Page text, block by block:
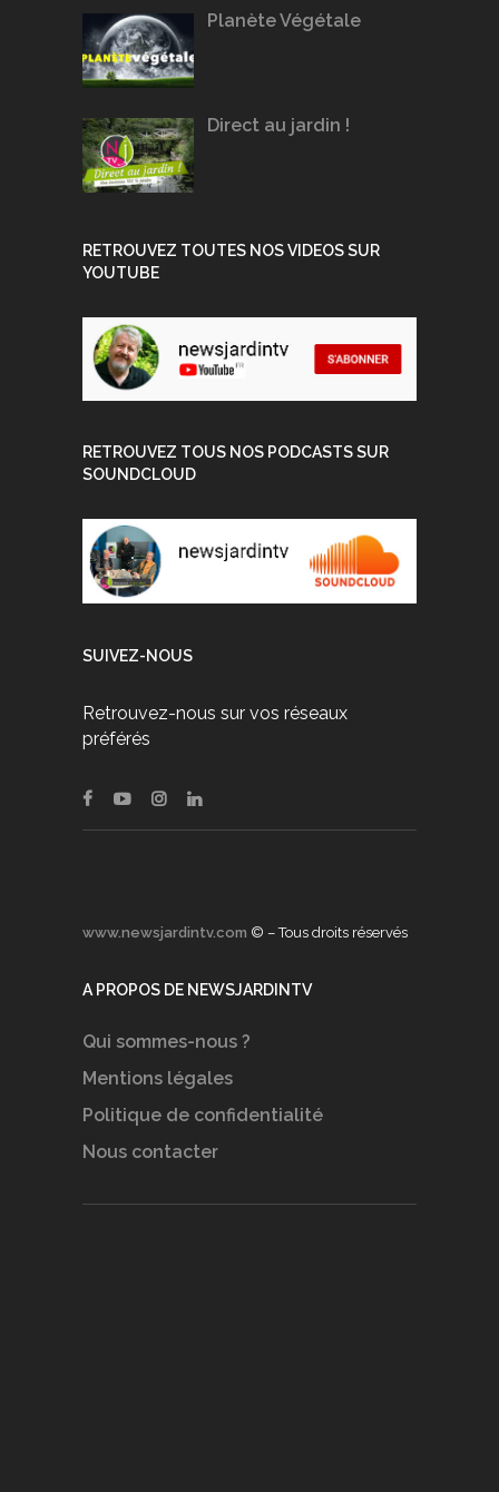
Planète Végétale
Direct au jardin !
RETROUVEZ TOUTES NOS VIDEOS SUR
YOUTUBE
RETROUVEZ TOUS NOS PODCASTS SUR
SOUNDCLOUD
SUIVEZ-NOUS
Retrouvez-nous sur vos réseaux
préférés
www.newsjardintv.com © – Tous droits réservés
A PROPOS DE NEWSJARDINTV
Qui sommes-nous ?
Mentions légales
Politique de confidentialité
Nous contacter